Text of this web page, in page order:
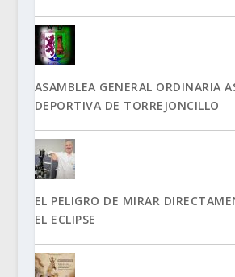
ASAMBLEA GENERAL ORDINARIA
DEPORTIVA DE TORREJONCILLO
EL PELIGRO DE MIRAR
EL ECLIPSE